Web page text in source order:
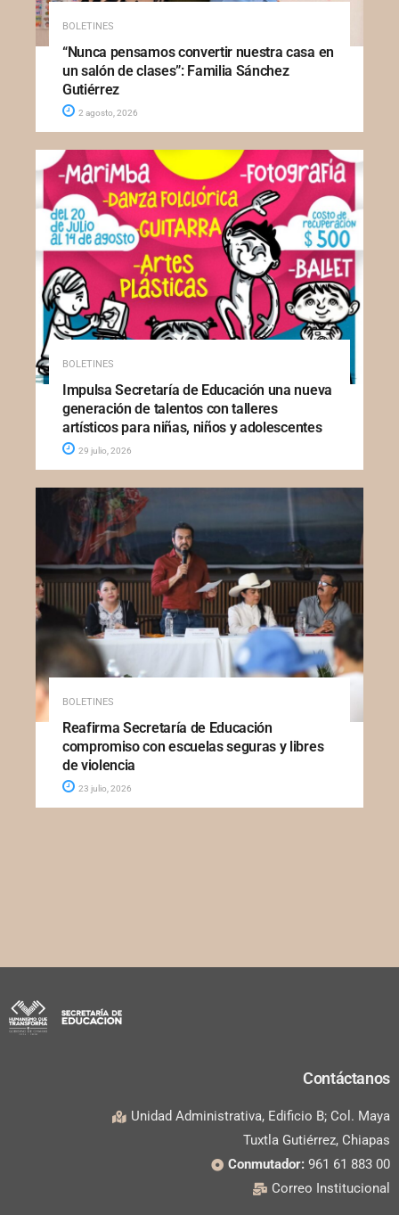
BOLETINES
“Nunca pensamos convertir nuestra casa en
un salón de clases”: Familia Sánchez
Gutiérrez
2 agosto, 2026
BOLETINES
Impulsa Secretaría de Educación una nueva
generación de talentos con talleres
artísticos para niñas, niños y adolescentes
29 julio, 2026
BOLETINES
Reafirma Secretaría de Educación
compromiso con escuelas seguras y libres
de violencia
23 julio, 2026
Contáctanos
Unidad Administrativa, Edificio B; Col. Maya
Tuxtla Gutiérrez, Chiapas
Conmutador: 961 61 883 00
Correo Institucional